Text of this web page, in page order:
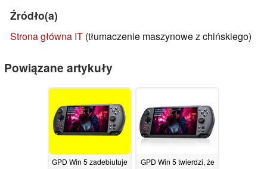
Źródło(a)
Strona główna IT (tłumaczenie maszynowe z chińskiego)
Powiązane artykuły
GPD Win 5 zadebiutuje
GPD Win 5 twierdzi, że